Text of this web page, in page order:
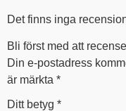
Det finns inga
Bli först med att
Din e-postadress
är märkta *
Ditt betyg *